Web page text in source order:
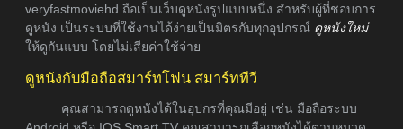
veryfastmoviehd ถือเป็นเว็บดูหนังรูปแบบหนึ่ง สำหรับผู้ที่ชอบการ
ดูหนัง เป็นระบบที่ใช้งานได้ง่ายเป็นมิตรกับทุกอุปกรณ์ ดูหนังใหม่
ให้ดูกันแบบ โดยไม่เสียค่าใช้จ่าย
ดูหนังกับมือถือสมาร์ทโฟน สมาร์ททีวี
คุณสามารถดูหนังได้ในอุปกรที่คุณมีอยู่ เช่น มือถือระบบ